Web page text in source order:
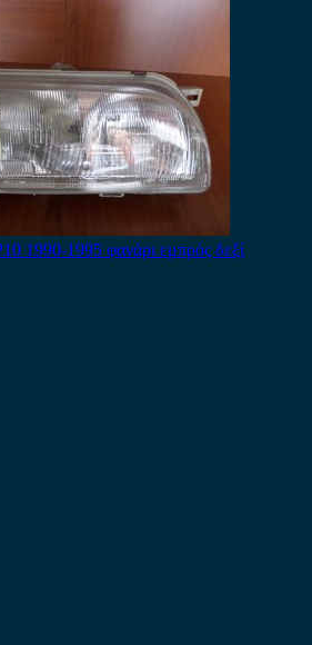
1990-1995 φανάρι εμπρός δεξί